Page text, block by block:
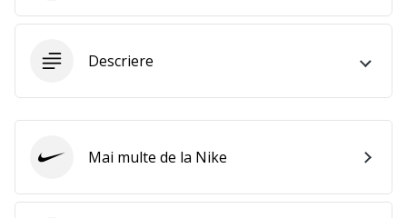
brandului.
Descriere
Nike Mai multe de la Nike